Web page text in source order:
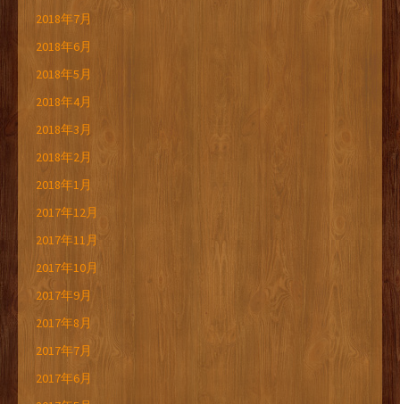
2018年7月
2018年6月
2018年5月
2018年4月
2018年3月
2018年2月
2018年1月
2017年12月
2017年11月
2017年10月
2017年9月
2017年8月
2017年7月
2017年6月